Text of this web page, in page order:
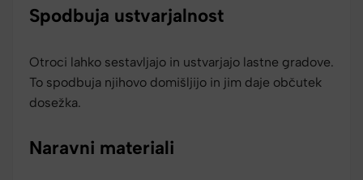
Spodbuja ustvarjalnost
Otroci lahko sestavljajo in ustvarjajo lastne gradove.
To spodbuja njihovo domišljijo in jim daje občutek
dosežka.
Naravni materiali